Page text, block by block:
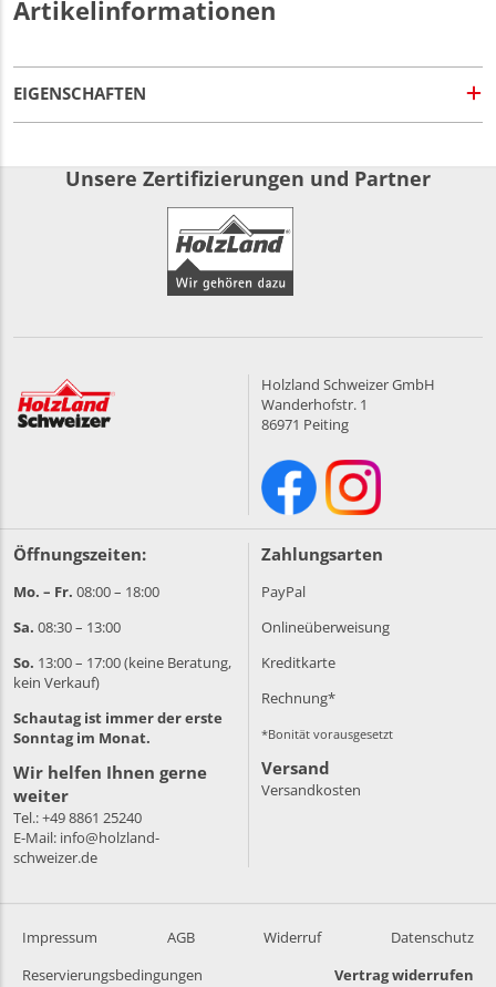
Artikelinformationen
EIGENSCHAFTEN
Unsere Zertifizierungen und Partner
Holzland Schweizer GmbH
Wanderhofstr. 1
86971 Peiting
Öffnungszeiten:
Mo. – Fr. 08:00 – 18:00
Sa. 08:30 – 13:00
So. 13:00 – 17:00 (keine Beratung,
kein Verkauf)
Schautag ist immer der erste
Sonntag im Monat.
Wir helfen Ihnen gerne
weiter
Tel.:+49 8861 25240
E-Mail: info@holzland-
schweizer.de
Zahlungsarten
PayPal
Onlineüberweisung
Kreditkarte
Rechnung*
*Bonität vorausgesetzt
Versand
Versandkosten
Impressum AGB Widerruf
Datenschutz
Reservierungsbedingungen
Vertrag widerrufen